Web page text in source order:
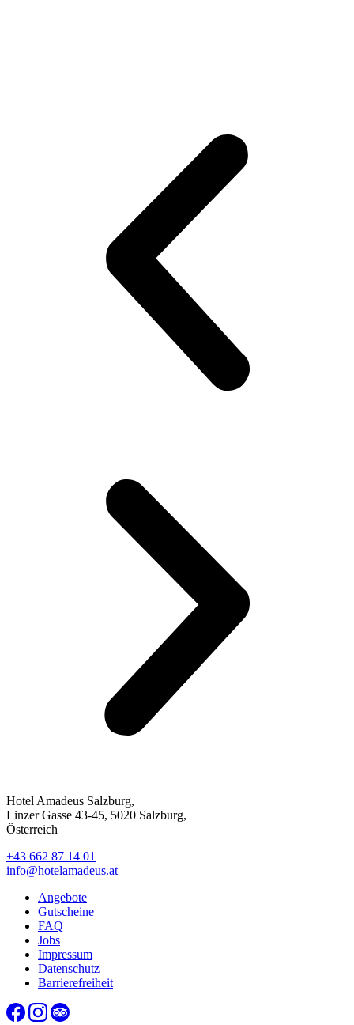
Hotel Amadeus Salzburg,
Linzer Gasse 43-45, 5020 Salzburg,
Österreich
+43 662 87 14 01
info@hotelamadeus.at
Angebote
Gutscheine
FAQ
Jobs
Impressum
Datenschutz
Barrierefreiheit